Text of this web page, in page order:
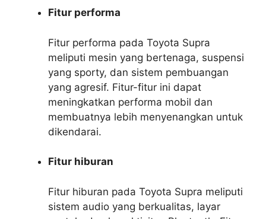
Fitur performa
Fitur performa pada Toyota Supra
meliputi mesin yang bertenaga, suspensi
yang sporty, dan sistem pembuangan
yang agresif. Fitur-fitur ini dapat
meningkatkan performa mobil dan
membuatnya lebih menyenangkan untuk
dikendarai.
Fitur hiburan
Fitur hiburan pada Toyota Supra meliputi
sistem audio yang berkualitas, layar